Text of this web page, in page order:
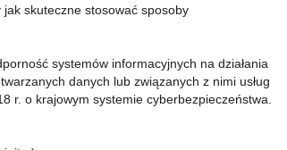
skuteczne stosować sposoby
systemów informacyjnych na działania
danych lub związanych z nimi usług
r. o krajowym systemie cyberbezpieczeństwa.